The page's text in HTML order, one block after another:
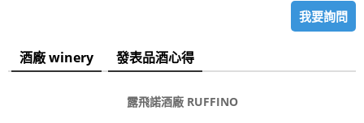
我要詢問
酒廠 winery 發表品酒心得
露飛諾酒廠 RUFFINO